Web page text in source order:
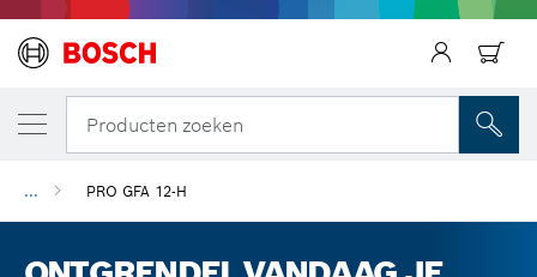
Producten zoeken
... PRO GFA 12-H